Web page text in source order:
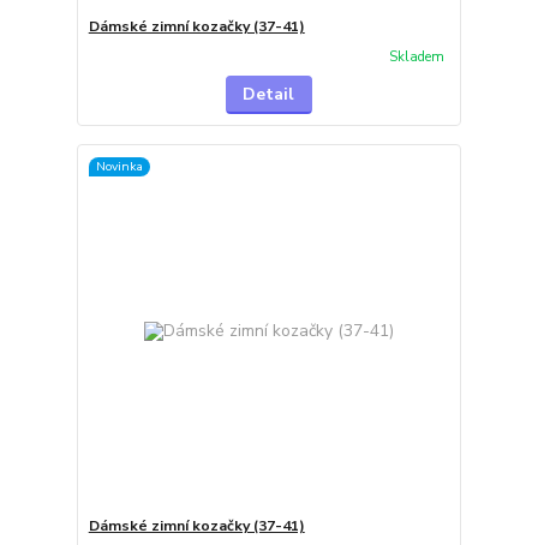
Dámské zimní kozačky (37-41)
Skladem
Detail
Novinka
Dámské zimní kozačky (37-41)